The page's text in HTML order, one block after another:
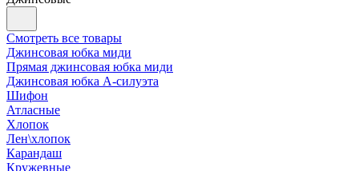
Смотреть все товары
Джинсовая юбка миди
Прямая джинсовая юбка миди
Джинсовая юбка А-силуэта
Шифон
Атласные
Хлопок
Лен\хлопок
Карандаш
Кружевные